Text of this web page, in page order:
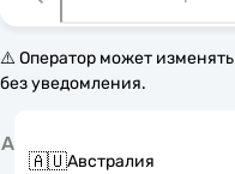
⚠️ Оператор может
без уведомления.
А
🇦🇺Австралия